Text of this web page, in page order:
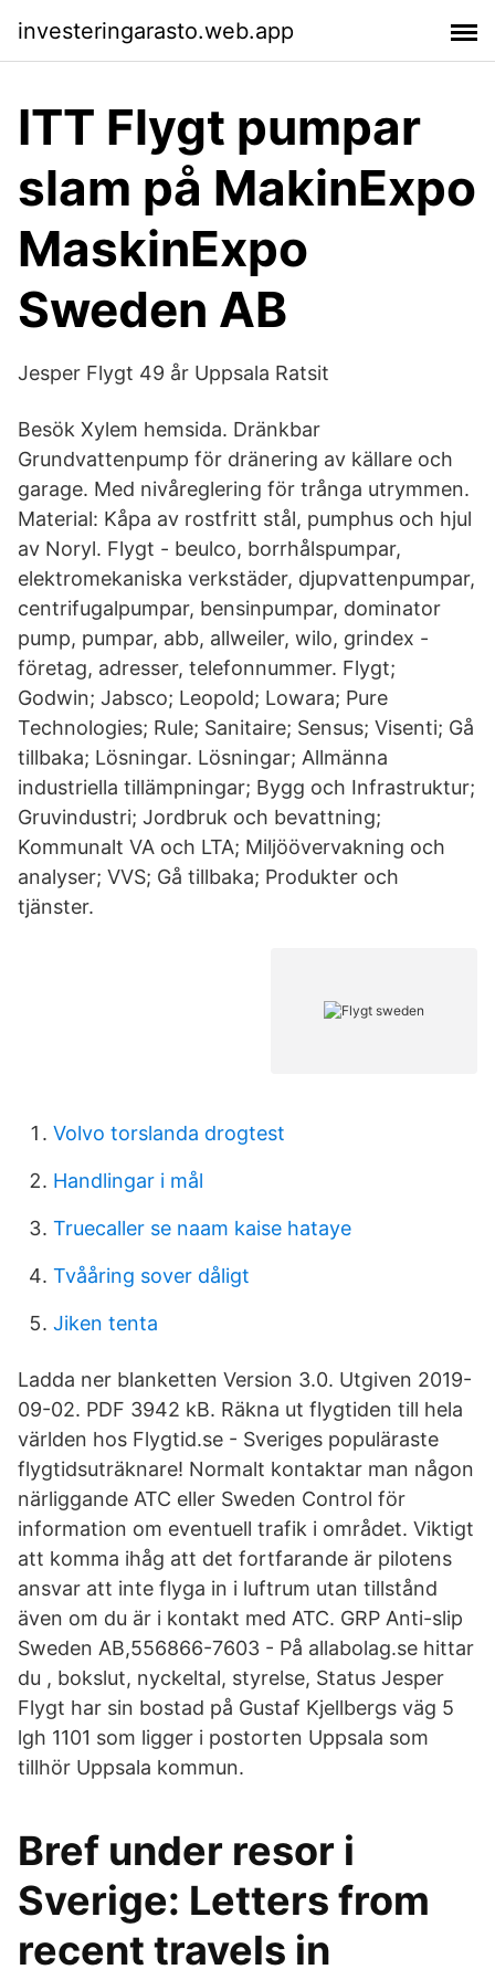
investeringarasto.web.app
ITT Flygt pumpar
slam på MakinExpo
MaskinExpo
Sweden AB
Jesper Flygt 49 år Uppsala Ratsit
Besök Xylem hemsida. Dränkbar
Grundvattenpump för dränering av källare och
garage. Med nivåreglering för trånga utrymmen.
Material: Kåpa av rostfritt stål, pumphus och hjul
av Noryl. Flygt - beulco, borrhålspumpar,
elektromekaniska verkstäder, djupvattenpumpar,
centrifugalpumpar, bensinpumpar, dominator
pump, pumpar, abb, allweiler, wilo, grindex -
företag, adresser, telefonnummer. Flygt;
Godwin; Jabsco; Leopold; Lowara; Pure
Technologies; Rule; Sanitaire; Sensus; Visenti; Gå
tillbaka; Lösningar. Lösningar; Allmänna
industriella tillämpningar; Bygg och Infrastruktur;
Gruvindustri; Jordbruk och bevattning;
Kommunalt VA och LTA; Miljöövervakning och
analyser; VVS; Gå tillbaka; Produkter och
tjänster.
Volvo torslanda drogtest
Handlingar i mål
Truecaller se naam kaise hataye
Tvååring sover dåligt
Jiken tenta
Ladda ner blanketten Version 3.0. Utgiven 2019-
09-02. PDF 3942 kB. Räkna ut flygtiden till hela
världen hos Flygtid.se - Sveriges populäraste
flygtidsuträknare! Normalt kontaktar man någon
närliggande ATC eller Sweden Control för
information om eventuell trafik i området. Viktigt
att komma ihåg att det fortfarande är pilotens
ansvar att inte flyga in i luftrum utan tillstånd
även om du är i kontakt med ATC. GRP Anti-slip
Sweden AB,556866-7603 - På allabolag.se hittar
du , bokslut, nyckeltal, styrelse, Status Jesper
Flygt har sin bostad på Gustaf Kjellbergs väg 5
lgh 1101 som ligger i postorten Uppsala som
tillhör Uppsala kommun.
Bref under resor i
Sverige: Letters from
recent travels in